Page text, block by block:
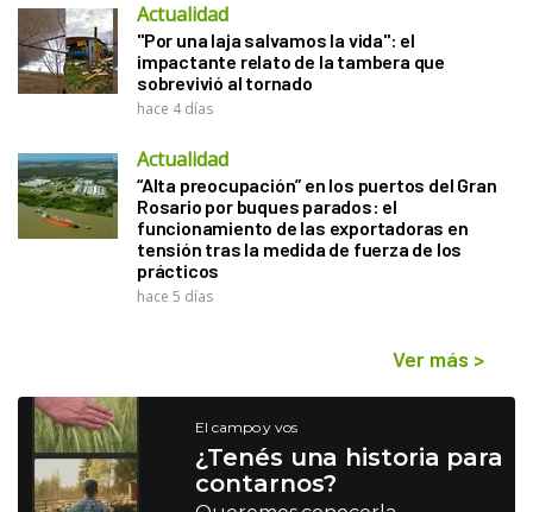
Actualidad
"Por una laja salvamos la vida": el
impactante relato de la tambera que
sobrevivió al tornado
hace 4 días
Actualidad
“Alta preocupación” en los puertos del Gran
Rosario por buques parados: el
funcionamiento de las exportadoras en
tensión tras la medida de fuerza de los
prácticos
hace 5 días
Ver más >
El campo y vos
¿Tenés una historia para
contarnos?